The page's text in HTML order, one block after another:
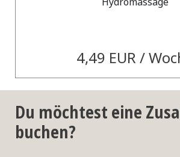
4,49 EUR /
Du möchtest eine
buchen?